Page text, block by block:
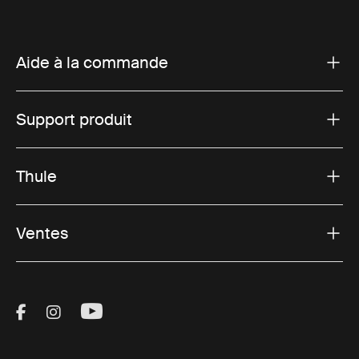
Aide à la commande
Support produit
Thule
Ventes
Visit Thule on Facebook (external link)
Visit Thule on Instagram (external link)
Visit Thule on Youtube (external